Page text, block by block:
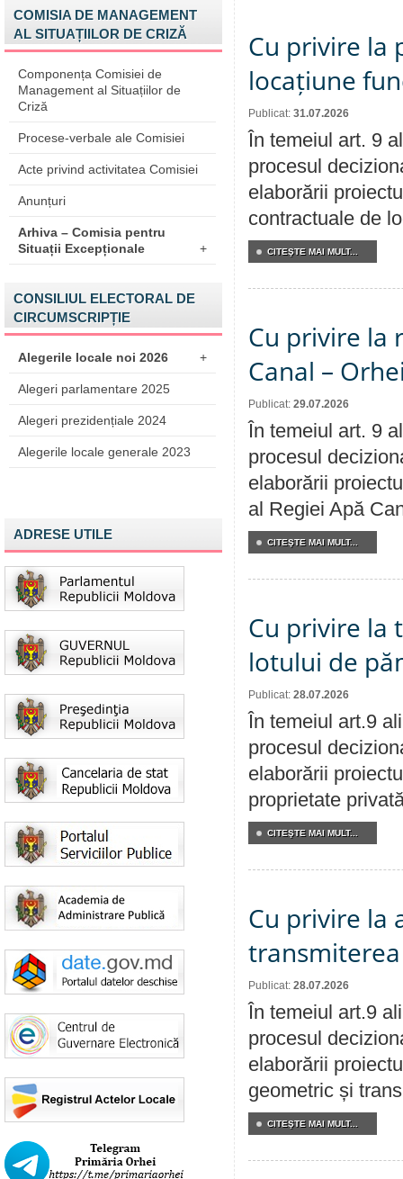
COMISIA DE MANAGEMENT
AL SITUAȚIILOR DE CRIZĂ
Componența Comisiei de
Management al Situațiilor de
Criză
Procese-verbale ale Comisiei
Acte privind activitatea Comisiei
Anunțuri
Arhiva – Comisia pentru
Situații Excepționale
+
CONSILIUL ELECTORAL DE
CIRCUMSCRIPȚIE
Alegerile locale noi 2026 +
Alegeri parlamentare 2025
Alegeri prezidențiale 2024
Alegerile locale generale 2023
ADRESE UTILE
Cu privire la
locațiune
Publicat: 31.07.2026
În temeiul art. 9
procesul
elaborării
contractuale de
CITEŞTE MAI MULT...
Cu privire la
Canal –
Publicat: 29.07.2026
În temeiul art. 9
procesul
elaborării
al Regiei Apă
CITEŞTE MAI MULT...
Cu privire la
lotului de
Publicat: 28.07.2026
În temeiul art.9
procesul
elaborării
proprietate
CITEŞTE MAI MULT...
Cu privire la
Publicat: 28.07.2026
În temeiul art.9
procesul
elaborării
geometric și
CITEŞTE MAI MULT...